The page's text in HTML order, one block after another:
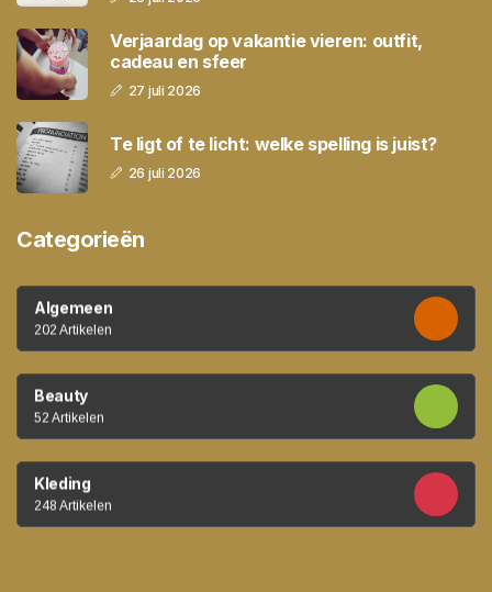
Verjaardag op vakantie vieren: outfit,
cadeau en sfeer
27 juli 2026
Te ligt of te licht: welke spelling is juist?
26 juli 2026
Categorieën
Algemeen
202 Artikelen
Beauty
52 Artikelen
Kleding
248 Artikelen